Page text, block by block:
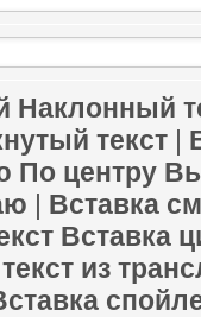
Наклонный
текст |
По центру
| Вставка
Вставка
из